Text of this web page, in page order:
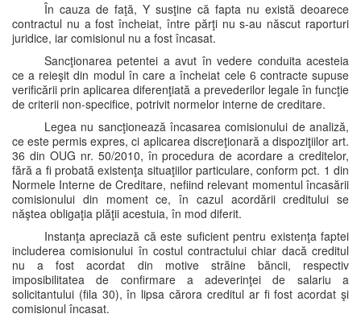
În cauza de faţă, Y susţine că fapta nu există deoarece
contractul nu a fost încheiat, între părţi nu s-au născut raporturi
juridice, iar comisionul nu a fost încasat.
Sancţionarea petentei a avut în vedere conduita acesteia
ce a reieşit din modul în care a încheiat cele 6 contracte supuse
verificării prin aplicarea diferenţiată a prevederilor legale în funcţie
de criterii non-specifice, potrivit normelor interne de creditare.
Legea nu sancţionează încasarea comisionului de analiză,
ce este permis expres, ci aplicarea discreţionară a dispoziţiilor art.
36 din OUG nr. 50/2010, în procedura de acordare a creditelor,
fără a fi probată existenţa situaţiilor particulare, conform pct. 1 din
Normele Interne de Creditare, nefiind relevant momentul încasării
comisionului din moment ce, în cazul acordării creditului se
năştea obligaţia plăţii acestuia, în mod diferit.
Instanţa apreciază că este suficient pentru existenţa faptei
includerea comisionului în costul contractului chiar dacă creditul
nu a fost acordat din motive străine băncii, respectiv
imposibilitatea de confirmare a adeverinţei de salariu a
solicitantului (fila 30), în lipsa cărora creditul ar fi fost acordat şi
comisionul încasat.